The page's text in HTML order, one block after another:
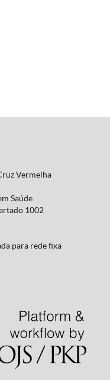
Vermelha
Saúde
1002
para rede fixa